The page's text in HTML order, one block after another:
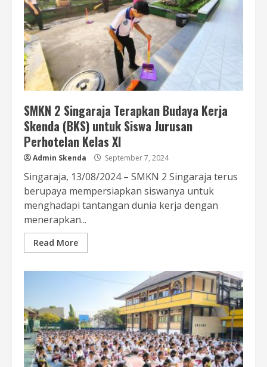
SMKN 2 Singaraja Terapkan Budaya Kerja
Skenda (BKS) untuk Siswa Jurusan
Perhotelan Kelas XI
Admin Skenda September 7, 2024
Singaraja, 13/08/2024 – SMKN 2 Singaraja terus
berupaya mempersiapkan siswanya untuk
menghadapi tantangan dunia kerja dengan
menerapkan...
Read More